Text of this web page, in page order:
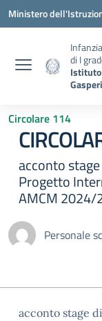
Vai ai contenuti
Vai al menu di
Vai al footer
Ministero
di I
Istituto
Circolare 114
acconto
Progetto
AMCM 2024/
Personale
acconto stage